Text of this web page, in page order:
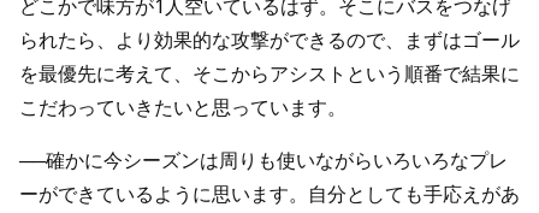
どこかで味方が1人空いているはず。そこにバスをつなげ
られたら、より効果的な攻撃ができるので、まずはゴール
を最優先に考えて、そこからアシストという順番で結果に
こだわっていきたいと思っています。
──確かに今シーズンは周りも使いながらいろいろなプレ
ーができているように思います。自分としても手応えがあ